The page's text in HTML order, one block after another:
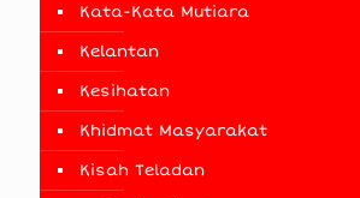
Kata-Kata Mutiara
Kelantan
Kesihatan
Khidmat Masyarakat
Kisah Teladan